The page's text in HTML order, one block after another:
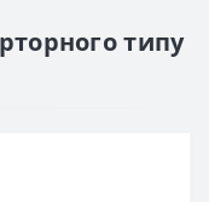
типу